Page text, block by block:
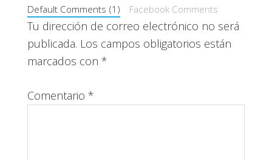
Default Comments (1) Facebook Comments
Tu dirección de correo electrónico no será
publicada. Los campos obligatorios están
marcados con *
Comentario *